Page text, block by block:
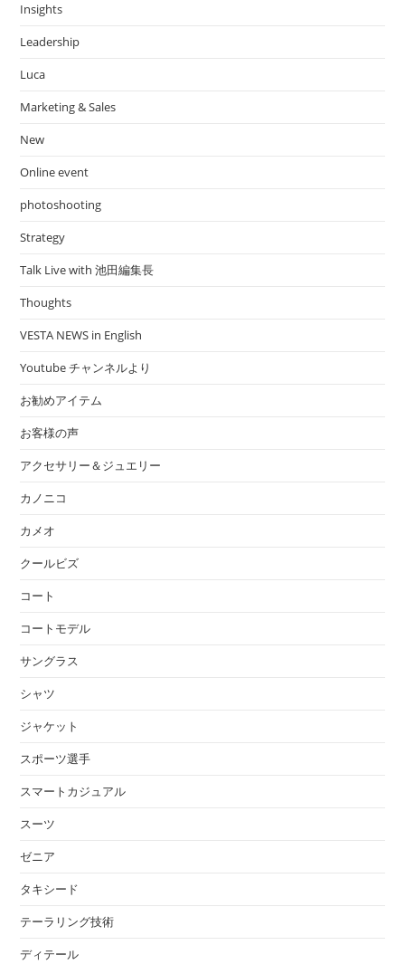
Insights
Leadership
Luca
Marketing & Sales
New
Online event
photoshooting
Strategy
Talk Live with 池田編集長
Thoughts
VESTA NEWS in English
Youtube チャンネルより
お勧めアイテム
お客様の声
アクセサリー＆ジュエリー
カノニコ
カメオ
クールビズ
コート
コートモデル
サングラス
シャツ
ジャケット
スポーツ選手
スマートカジュアル
スーツ
ゼニア
タキシード
テーラリング技術
ディテール